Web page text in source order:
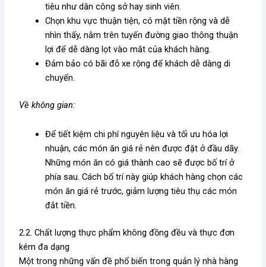
tiêu như dân công sở hay sinh viên.
Chọn khu vực thuận tiện, có mặt tiền rộng và dễ
nhìn thấy, nằm trên tuyến đường giao thông thuận
lợi để dễ dàng lọt vào mắt của khách hàng.
Đảm bảo có bãi đỗ xe rộng để khách dễ dàng di
chuyển.
Về không gian:
Để tiết kiệm chi phí nguyên liệu và tối ưu hóa lợi
nhuận, các món ăn giá rẻ nên được đặt ở đầu dãy.
Những món ăn có giá thành cao sẽ được bố trí ở
phía sau. Cách bố trí này giúp khách hàng chọn các
món ăn giá rẻ trước, giảm lượng tiêu thụ các món
đắt tiền.
2.2. Chất lượng thực phẩm không đồng đều và thực đơn
kém đa dạng
Một trong những vấn đề phổ biến trong quản lý nhà hàng